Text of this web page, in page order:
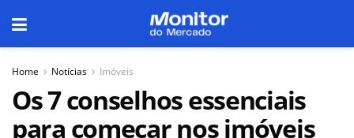
Home Notícias Imóveis
Os 7 conselhos essenciais
para começar nos imóveis